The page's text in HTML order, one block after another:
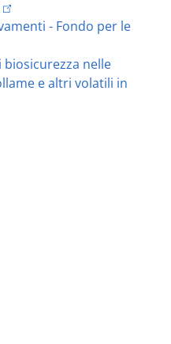
- Fondo per le
nelle
e altri volatili in